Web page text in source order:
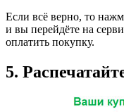
Если всё верно, то
и вы перейдёте на
оплатить покупку.
5.